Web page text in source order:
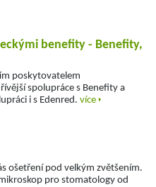
benefity - Benefity,
poskytovatelem
spolupráce s Benefity a
i s Edenred. více
ošetření pod velkým zvětšením.
pro stomatology od